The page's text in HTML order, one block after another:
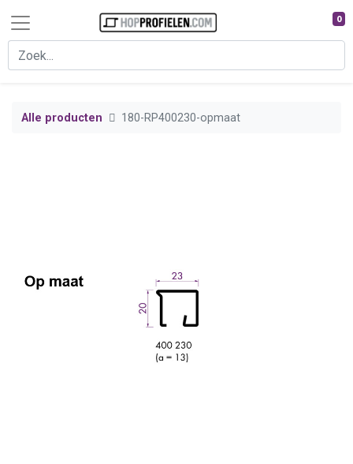
0
Alle producten 180-RP400230-opmaat